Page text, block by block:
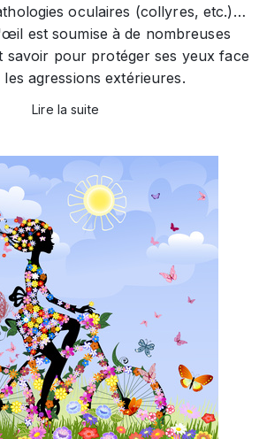
oculaires (collyres, etc.)…
est soumise à de nombreuses
savoir pour protéger ses yeux face
agressions extérieures.
Lire la suite